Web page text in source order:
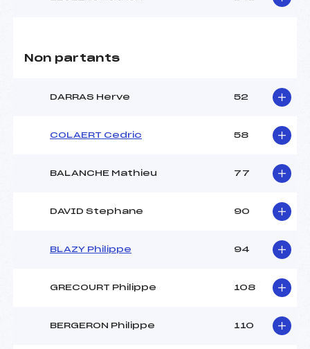
Non partants
DARRAS Herve 52
COLAERT Cedric 58
BALANCHE Mathieu 77
DAVID Stephane 90
BLAZY Philippe 94
GRECOURT Philippe 108
BERGERON Philippe 110